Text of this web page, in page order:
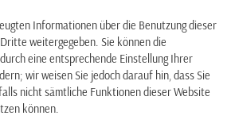
Informationen über die Benutzung dieser
weitergegeben. Sie können die
eine entsprechende Einstellung Ihrer
wir weisen Sie jedoch darauf hin, dass Sie
nicht sämtliche Funktionen dieser Website
können.